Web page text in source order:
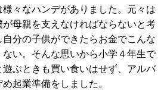
々なハンデがありました。元々は
母親を支えなければならないと考
自分の子供ができたらお金でこんな
い。そんな思いから小学４年生で
ぶときも買い食いはせず、アルバ
起業準備をしました。